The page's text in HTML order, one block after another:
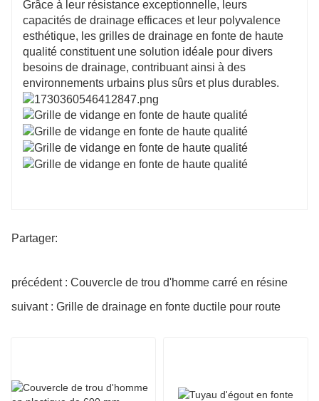
Grâce à leur résistance exceptionnelle, leurs
capacités de drainage efficaces et leur polyvalence
esthétique, les grilles de drainage en fonte de haute
qualité constituent une solution idéale pour divers
besoins de drainage, contribuant ainsi à des
environnements urbains plus sûrs et plus durables.
Partager:
précédent : Couvercle de trou d'homme carré en résine
suivant : Grille de drainage en fonte ductile pour route